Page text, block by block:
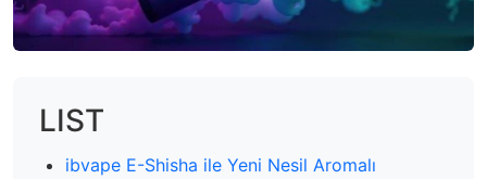
LIST
ibvape E-Shisha ile Yeni Nesil Aromalı